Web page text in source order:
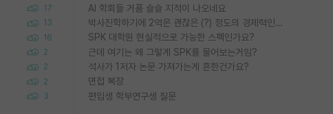
17
13
16
2
2
2
3
AI 학회들 거품 슬슬 지적이 나오네요
박사진학하기에 2억은 괜찮은 (?) 정도의 경제력인가요
SPK 대학원 현실적으로 가능한 스펙인가요?
근데 여기는 왜 그렇게 SPK를 물어보는거임?
석사가 1저자 논문 가져가는게 흔한건가요?
면접 복장
편입생 학부연구생 질문